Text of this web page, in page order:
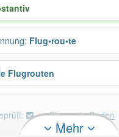
: Flug•rou•te
Flugrouten
Flugroute Duden
Mehr